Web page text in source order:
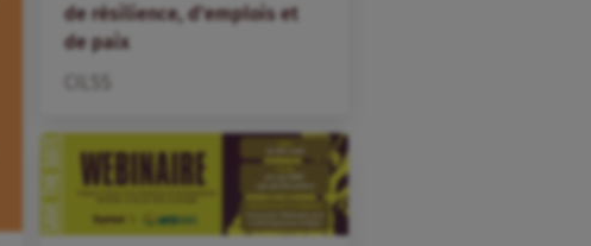
de résilience, d’emplois et
de paix